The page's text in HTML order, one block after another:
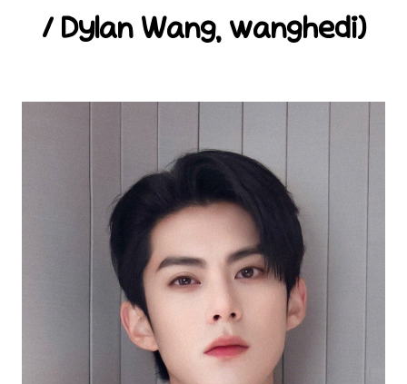
/ Dylan Wang, wanghedi)